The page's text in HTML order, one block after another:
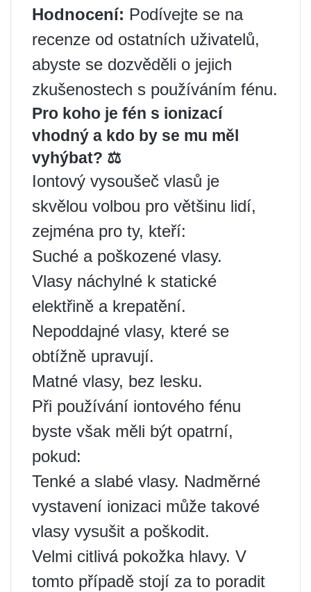
Hodnocení: Podívejte se na
recenze od ostatních uživatelů,
abyste se dozvěděli o jejich
zkušenostech s používáním fénu.
Pro koho je fén s ionizací
vhodný a kdo by se mu měl
vyhýbat? ⚖️
Iontový vysoušeč vlasů je
skvělou volbou pro většinu lidí,
zejména pro ty, kteří:
Suché a poškozené vlasy.
Vlasy náchylné k statické
elektřině a krepatění.
Nepoddajné vlasy, které se
obtížně upravují.
Matné vlasy, bez lesku.
Při používání iontového fénu
byste však měli být opatrní,
pokud:
Tenké a slabé vlasy. Nadměrné
vystavení ionizaci může takové
vlasy vysušit a poškodit.
Velmi citlivá pokožka hlavy. V
tomto případě stojí za to poradit